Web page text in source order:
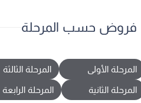
فروض حسب المرحلة
المرحلة الأولى المرحلة الثالثة
المرحلة الثانية المرحلة الرابعة